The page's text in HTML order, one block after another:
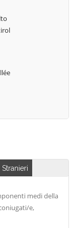
Stranieri
medi della
e,